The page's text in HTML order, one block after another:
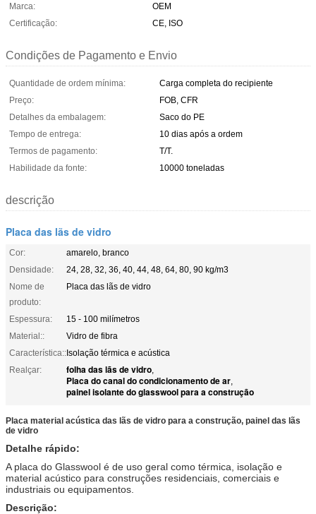
Marca:
OEM
Certificação:
CE, ISO
Condições de Pagamento e Envio
Quantidade de ordem mínima:
Carga completa do recipiente
Preço:
FOB, CFR
Detalhes da embalagem:
Saco do PE
Tempo de entrega:
10 dias após a ordem
Termos de pagamento:
T/T.
Habilidade da fonte:
10000 toneladas
descrição
Placa das lãs de vidro
Cor:
amarelo, branco
Densidade:
24, 28, 32, 36, 40, 44, 48, 64, 80, 90 kg/m3
Nome de
produto:
Placa das lãs de vidro
Espessura:
15 - 100 milímetros
Material::
Vidro de fibra
Característica::Isolação térmica e acústica
Realçar:
folha das lãs de vidro,
Placa do canal do condicionamento de ar,
painel isolante do glasswool para a construção
Placa material acústica das lãs de vidro para a construção, painel das lãs
de vidro
Detalhe rápido:
A placa do Glasswool é de uso geral como térmica, isolação e
material acústico para construções residenciais, comerciais e
industriais ou equipamentos.
Descrição: